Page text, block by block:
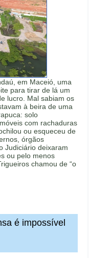
em Maceió, uma
para tirar de lá um
lucro. Mal sabiam os
à beira de uma
solo
com rachaduras
ou esqueceu de
órgãos
Judiciário deixaram
ou pelo menos
chamou de “o
é impossível